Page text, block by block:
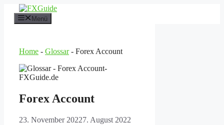
Inhalt
springen
Menü
Home - Glossar- Forex Account
Forex Account
23. November 20227. August 2022